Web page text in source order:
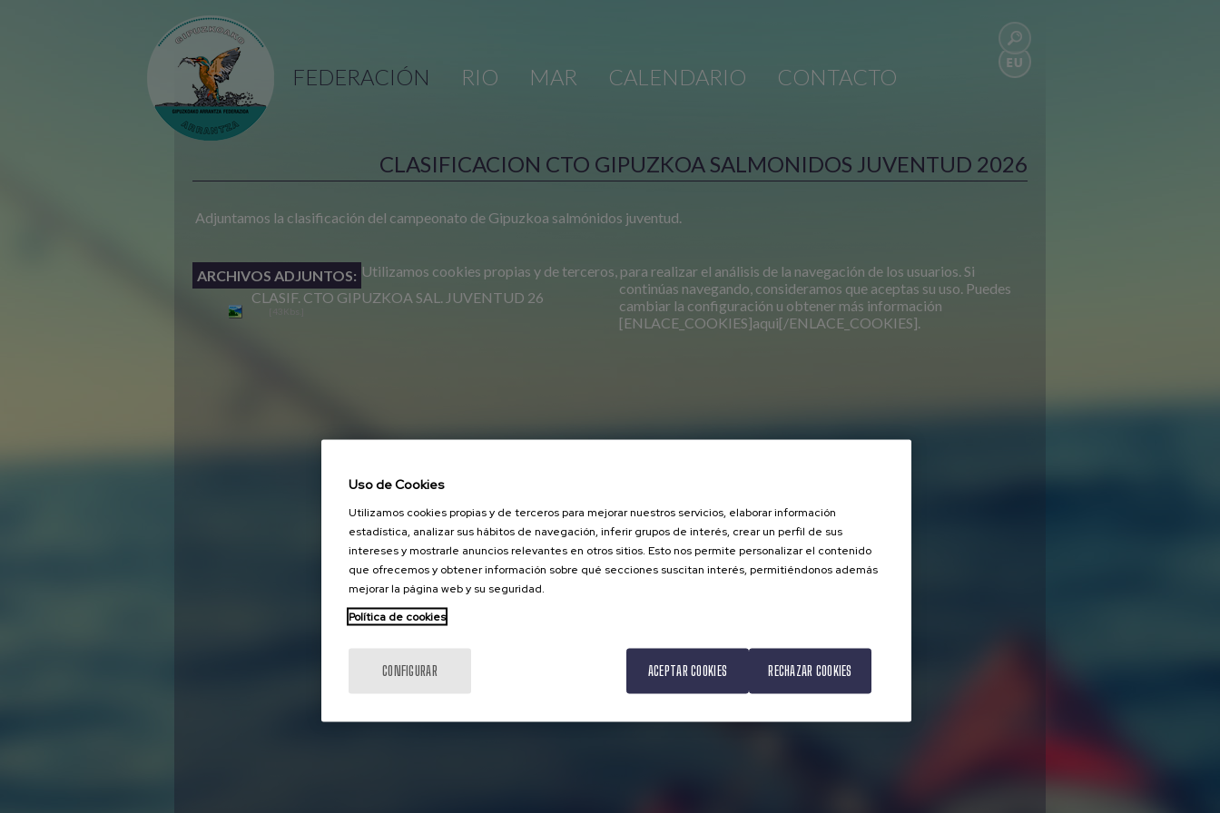
FEDERACIÓN RIO MAR CALENDARIO CONTACTO
CLASIFICACION CTO GIPUZKOA SALMONIDOS JUVENTUD 2026
Adjuntamos la clasificación del campeonato de Gipuzkoa salmónidos juventud.
ARCHIVOS ADJUNTOS:
CLASIF. CTO GIPUZKOA SAL. JUVENTUD 26
Utilizamos cookies propias y de terceros, para realizar el análisis de la navegación de los usuarios. Si
continúas navegando, consideramos que aceptas su uso. Puedes
cambiar la configuración u obtener más información
[ENLACE_COOKIES]aqui[/ENLACE_COOKIES].
Uso de Cookies
Utilizamos cookies propias y de terceros para mejorar nuestros servicios, elaborar información
estadística, analizar sus hábitos de navegación, inferir grupos de interés, crear un perfil de sus
intereses y mostrarle anuncios relevantes en otros sitios. Esto nos permite personalizar el contenido
que ofrecemos y obtener información sobre qué secciones suscitan interés, permitiéndonos además
mejorar la página web y su seguridad.
Política de cookies
CONFIGURAR RECHAZAR COOKIES
ACEPTAR COOKIES